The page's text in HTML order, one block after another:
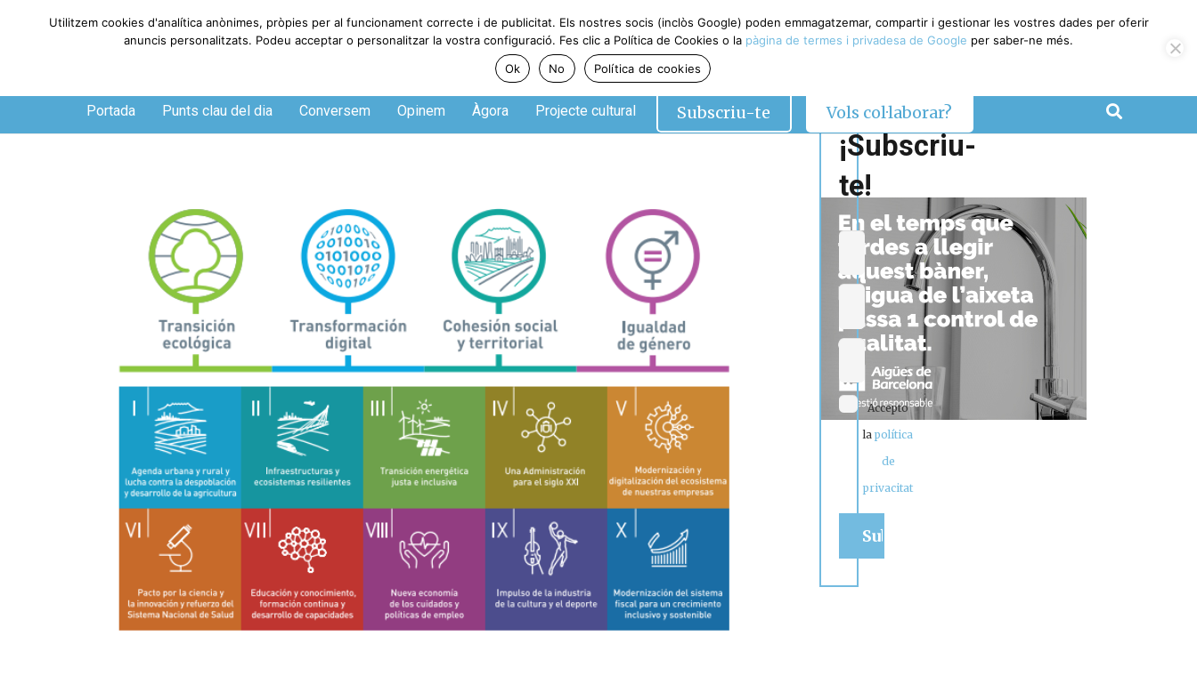
Dissabte, 8 de agosto de 2026
Portada Punts clau del dia Conversem Opinem Àgora Projecte cultural Subscriu-te Vols col·laborar?
¡Subscriu-
te!
Accepto
lapolítica
de
privacitat
Utilitzem cookies d'analítica anònimes, pròpies per al funcionament correcte i de publicitat. Els nostres socis (inclòs Google) poden emmagatzemar, compartir i gestionar les vostres dades per oferir
anuncis personalitzats. Podeu acceptar o personalitzar la vostra configuració. Fes clic a Política de Cookies o la pàgina de termes i privadesa de Google per saber-ne més.
Ok
No Política de cookies